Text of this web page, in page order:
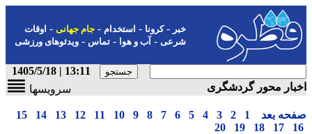
-کرونا-استخدام- جام جهانی-اوقات
شرعی-آب و هوا-تماس-ویدئوهای ورزشی
13:11 | 1405/5/18
محور گردشگری
سرویسها
بعد 1
2
3
4
5
6
7
8
9
10
11
12
13
14
15
17
18
19
20